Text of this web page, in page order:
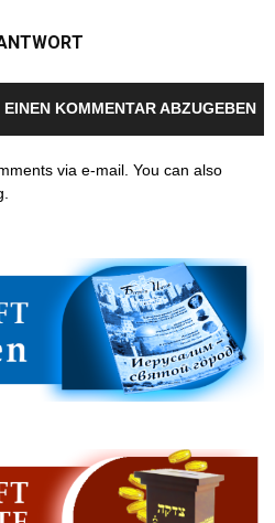
KOMMENTAR ABZUGEBEN
via e-mail. You can also